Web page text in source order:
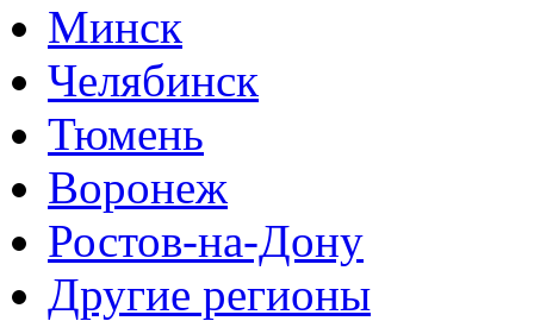
Минск
Челябинск
Тюмень
Воронеж
Ростов-на-Дону
Другие регионы